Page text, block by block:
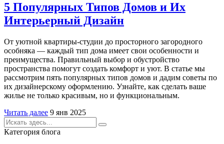
5 Популярных Типов Домов и Их
Интерьерный Дизайн
От уютной квартиры-студии до просторного загородного
особняка — каждый тип дома имеет свои особенности и
преимущества. Правильный выбор и обустройство
пространства помогут создать комфорт и уют. В статье мы
рассмотрим пять популярных типов домов и дадим советы по
их дизайнерскому оформлению. Узнайте, как сделать ваше
жилье не только красивым, но и функциональным.
Читать далее 9 янв 2025
Категория блога